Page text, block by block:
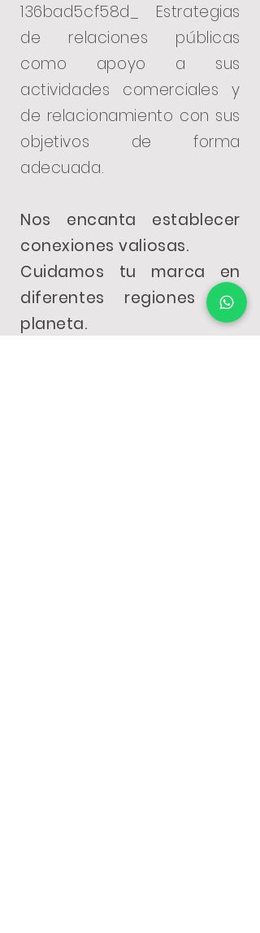
136bad5cf58d_ Estrategias
de relaciones públicas
como apoyo a sus
actividades comerciales y
de relacionamiento con sus
objetivos de forma
adecuada.
Nos encanta establecer
conexiones valiosas.
Cuidamos tu marca en
diferentes regiones del
planeta.